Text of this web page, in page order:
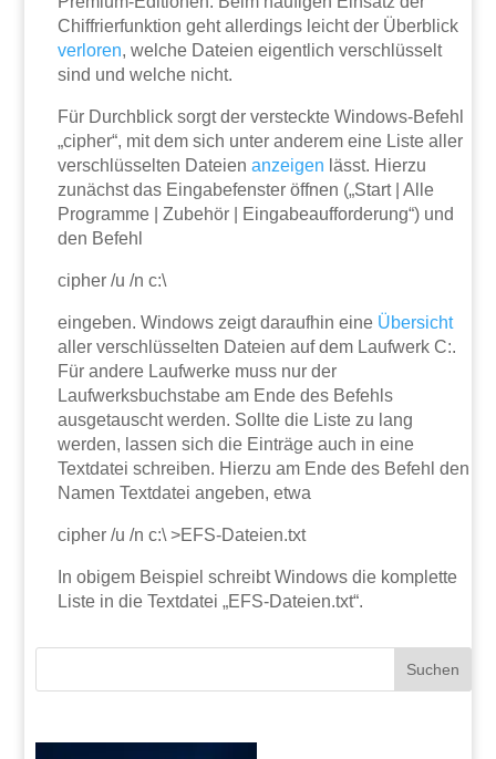
Chiffrierfunktion geht allerdings leicht der Überblick
verloren, welche Dateien eigentlich verschlüsselt
sind und welche nicht.
Für Durchblick sorgt der versteckte Windows-Befehl
„cipher“, mit dem sich unter anderem eine Liste aller
verschlüsselten Dateienanzeigen lässt. Hierzu
zunächst das Eingabefenster öffnen („Start | Alle
Programme | Zubehör | Eingabeaufforderung“) und
den Befehl
cipher /u /n c:\
eingeben. Windows zeigt daraufhin eine Übersicht
aller verschlüsselten Dateien auf dem Laufwerk C:.
Für andere Laufwerke muss nur der
Laufwerksbuchstabe am Ende des Befehls
ausgetauscht werden. Sollte die Liste zu lang
werden, lassen sich die Einträge auch in eine
Textdatei schreiben. Hierzu am Ende des Befehl den
Namen Textdatei angeben, etwa
cipher /u /n c:\ >EFS-Dateien.txt
In obigem Beispiel schreibt Windows die komplette
Liste in die Textdatei „EFS-Dateien.txt“.